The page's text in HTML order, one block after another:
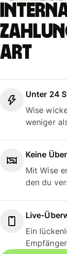
Art
Unter 24
Wise
weniger
Keine
Mit Wise
den du
Live-
Ein